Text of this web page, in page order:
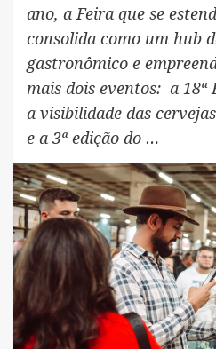
ano, a Feira que se
consolida como um hub
gastronômico e
mais dois eventos: a
a visibilidade das
e a 3ª edição do …